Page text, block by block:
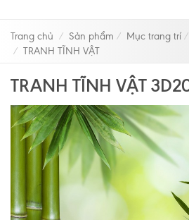
Trang chủ Sản phẩm Mục trang trí
TRANH TĨNH VẬT
TRANH TĨNH VẬT